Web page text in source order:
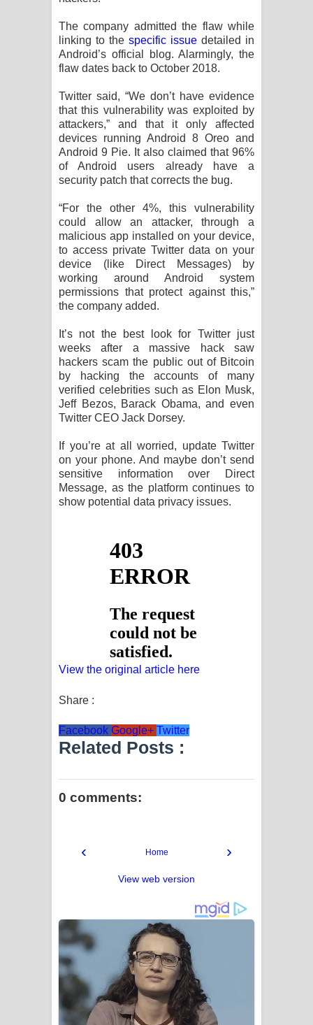
Pemwanthiye Song Lyrics -
පෙම්වන්තියේ ගීතයේ පද පෙළ
ගීතයේ පද පෙළ
Akahe Indala Song Lyrics - ආකාහේ
ඉඳලා ගීතයේ පද පෙළ
Saddeta Denna Song Lyrics - සද්දෙට
දෙන්න ගීතයේ පද පෙළ
පෙළ
Aramuna Song Lyrics - අරමුණ ගීතයේ
පද පෙළ
සඳට දුක හිතිලා ගීතයේ පද පෙළ
Sihina Song Lyrics - සිහින ගීතයේ පද
Father Song Lyrics - ෆාදර් ගීතයේ පද
පෙළ
Dannawada Mawa Song Lyrics -
දන්නවාද මාව ගීතයේ පද පෙළ
The company admitted the flaw while
linking to the specific issue detailed in
Android’s official blog. Alarmingly, the
flaw dates back to October 2018.
Twitter said, “We don’t have evidence
that this vulnerability was exploited by
attackers,” and that it only affected
devices running Android 8 Oreo and
Android 9 Pie. It also claimed that 96%
of Android users already have a
security patch that corrects the bug.
“For the other 4%, this vulnerability
could allow an attacker, through a
malicious app installed on your device,
to access private Twitter data on your
device (like Direct Messages) by
working around Android system
permissions that protect against this,”
the company added.
It’s not the best look for Twitter just
weeks after a massive hack saw
hackers scam the public out of Bitcoin
by hacking the accounts of many
verified celebrities such as Elon Musk,
Jeff Bezos, Barack Obama, and even
Twitter CEO Jack Dorsey.
If you’re at all worried, update Twitter
on your phone. And maybe don’t send
sensitive information over Direct
Message, as the platform continues to
show potential data privacy issues.
View the original article here
Share :
Facebook Google+ Twitter
Related Posts :
0 comments:
‹ ›
Home
View web version